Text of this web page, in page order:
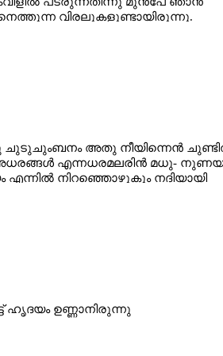
വിരലുകളുണ്ടായിരുന്നു.
ചുടുചുംബനം അതു നീയിന്നെൻ
അധരങ്ങൾ എന്നധരമലരിൻ മധു-
എന്നിൽ നിറഞ്ഞൊഴുകും നദിയായി
ഹൃദയം ഉണ്ണാനിരുന്നു